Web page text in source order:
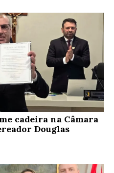
cadeira na Câmara
Douglas